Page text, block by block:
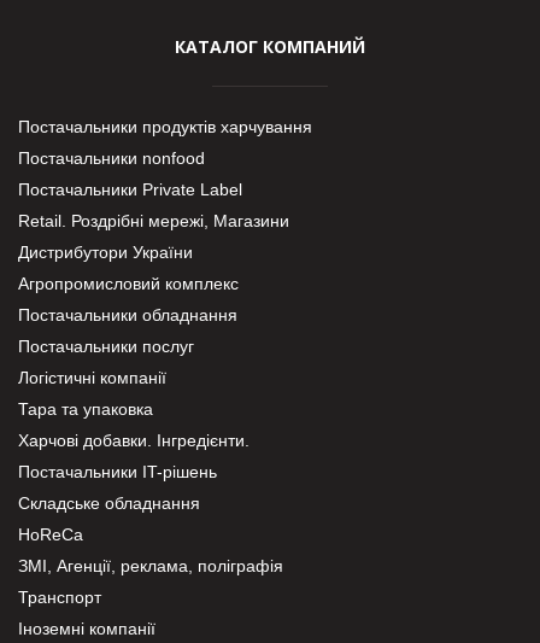
КАТАЛОГ КОМПАНИЙ
Постачальники продуктів харчування
Постачальники nonfood
Постачальники Private Label
Retail. Роздрібні мережі, Магазини
Дистрибутори України
Агропромисловий комплекс
Постачальники обладнання
Постачальники послуг
Логістичні компанії
Тара та упаковка
Харчові добавки. Інгредієнти.
Постачальники IT-рішень
Складське обладнання
HoReCa
ЗМІ, Агенції, реклама, поліграфія
Транспорт
Іноземні компанії